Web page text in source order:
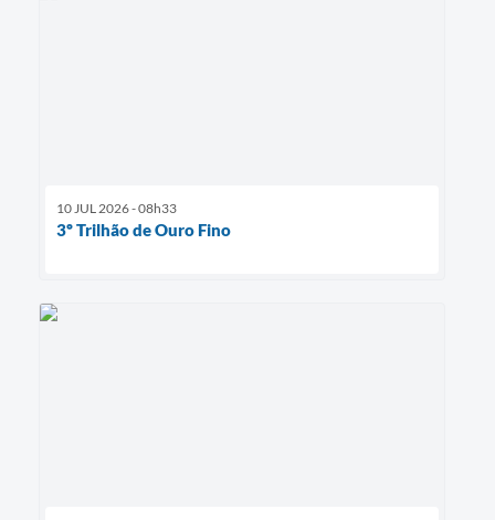
10 JUL 2026 - 08h33
3º Trilhão de Ouro Fino